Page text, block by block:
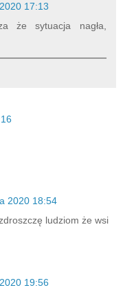
17:13
że sytuacja nagła,
2020 18:54
ludziom że wsi
19:56